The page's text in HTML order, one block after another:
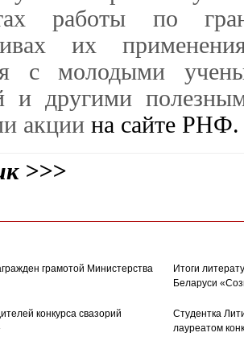
работы по
их
с молодыми
и другими
акции на сайте РНФ.
>>>
грамотой Министерства
Итоги
Беларуси
конкурса свазорий
Студентка
лауреатом